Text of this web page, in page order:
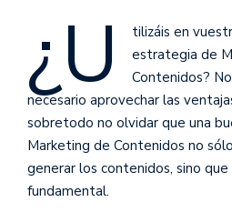
¿U
tilizáis en
estrategia de
Contenidos?
necesario aprovechar las
sobretodo no olvidar que una
Marketing de Contenidos no
generar los contenidos, sino
fundamental.